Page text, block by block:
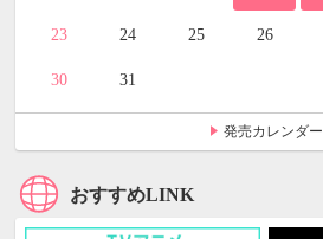
23 24 25 26
30 31
発売カレンダー
おすすめLINK